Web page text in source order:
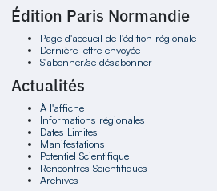
Édition Paris Normandie
Page d'accueil de l'édition régionale
Dernière lettre envoyée
S'abonner/se désabonner
Actualités
À l'affiche
Informations régionales
Dates Limites
Manifestations
Potentiel Scientifique
Rencontres Scientifiques
Archives